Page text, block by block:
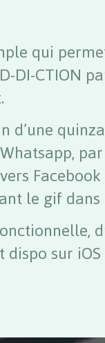
qui
DI-CTION
d’une
le gif dans
dispo sur